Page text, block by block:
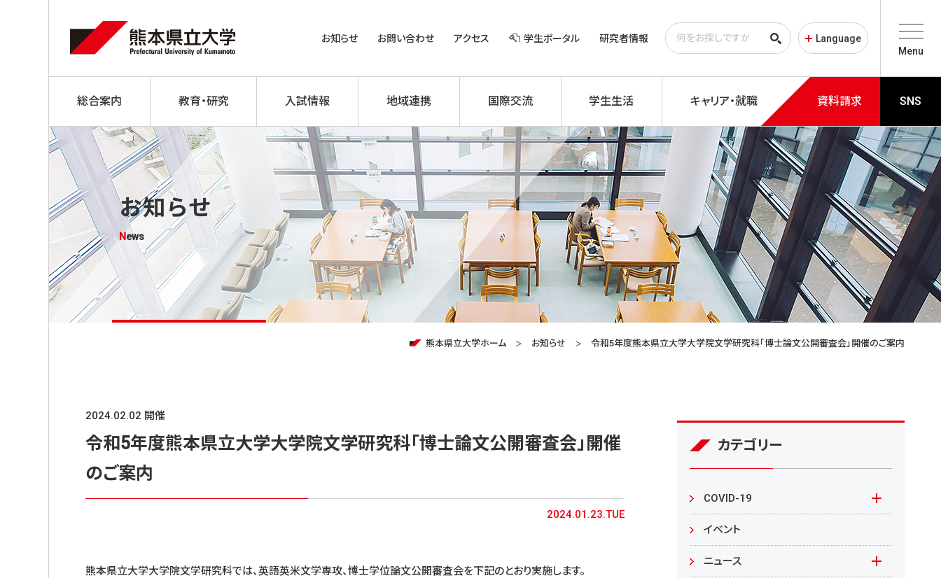
お知らせ お問い合わせ アクセス 学生ポータル 研究者情報 Language
総合案内 教育・研究 入試情報 地域連携 国際交流 学生生活 キャリア・就職 資料請求 SNS
Menu
お知らせ
News
熊本県立大学ホーム お知らせ 令和5年度熊本県立大学大学院文学研究科「博士論文公開審査会」開催のご案内
2024.02.02 開催
令和5年度熊本県立大学大学院文学研究科「博士論文公開審査会」開催
のご案内
2024.01.23.TUE
熊本県立大学大学院文学研究科では、英語英米文学専攻、博士学位論文公開審査会を下記のとおり実施します。
カテゴリー
COVID-19
本学の対応
在学生の皆様へ
イベント
ニュース